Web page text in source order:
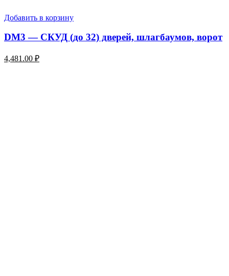
Добавить в корзину
DM3 — СКУД (до 32) дверей, шлагбаумов, ворот
4,481.00 ₽